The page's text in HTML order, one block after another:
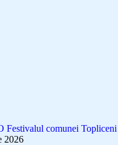
Festivalul comunei
2026